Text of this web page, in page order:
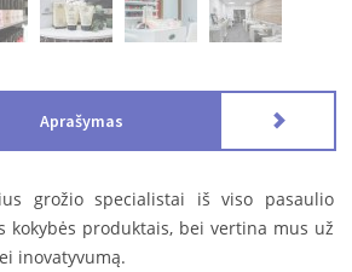
inovatyvumą.
jų kasdienėje veikloje.